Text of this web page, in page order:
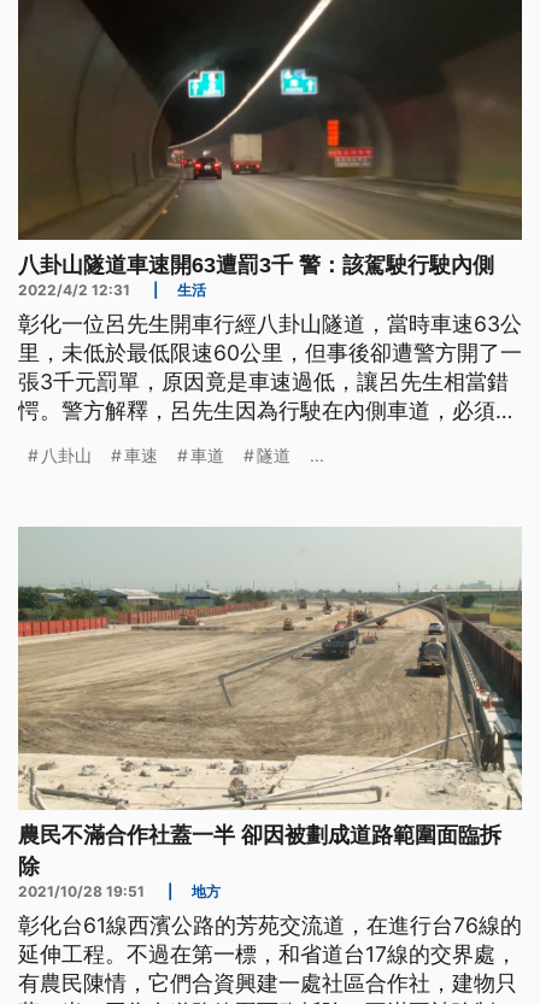
八卦山隧道車速開63遭罰3千 警：該駕駛行駛內側
2022/4/2 12:31 生活
彰化一位呂先生開車行經八卦山隧道，當時車速63公
里，未低於最低限速60公里，但事後卻遭警方開了一
張3千元罰單，原因竟是車速過低，讓呂先生相當錯
愕。警方解釋，呂先生因為行駛在內側車道，必須維
法。
八卦山 車速 車道 隧道 ...
農民不滿合作社蓋一半 卻因被劃成道路範圍面臨拆
除
2021/10/28 19:51 地方
彰化台61線西濱公路的芳苑交流道，在進行台76線的
延伸工程。不過在第一標，和省道台17線的交界處，
有農民陳情，它們合資興建一處社區合作社，建物只